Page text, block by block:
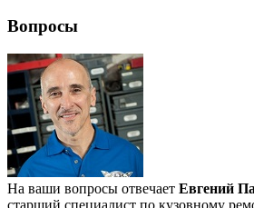
Вопросы
На ваши вопросы отвечает Евгений
старший специалист по кузовному